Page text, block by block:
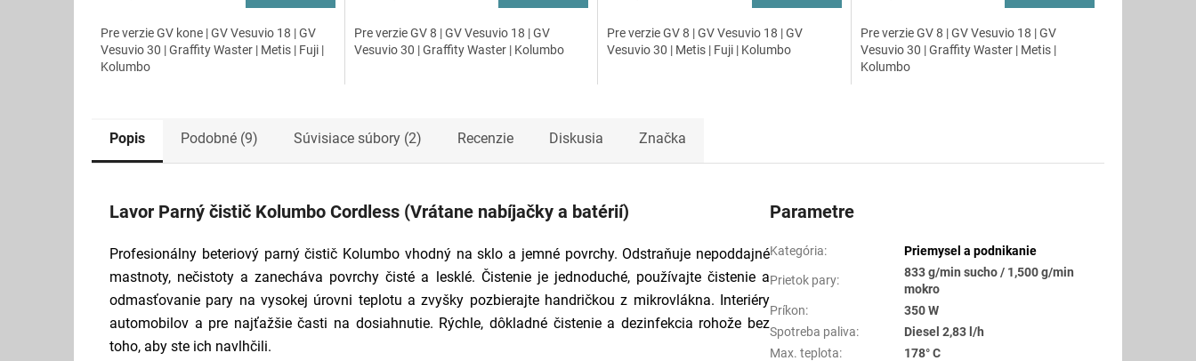
Pre verzie GV kone | GV Vesuvio 18 | GV
Vesuvio 30 | Graffity Waster | Metis | Fuji |
Kolumbo
Pre verzie GV 8 | GV Vesuvio 18 | GV
Vesuvio 30 | Graffity Waster | Kolumbo
Pre verzie GV 8 | GV Vesuvio 18 | GV
Vesuvio 30 | Metis | Fuji | Kolumbo
Pre verzie GV 8 | GV Vesuvio 18 | GV
Vesuvio 30 | Graffity Waster | Metis |
Kolumbo
Popis Podobné (9) Súvisiace súbory (2) Recenzie Diskusia Značka
Lavor Parný čistič Kolumbo Cordless (Vrátane nabíjačky a batérií)
Profesionálny beteriový parný čistič Kolumbo vhodný na sklo a jemné povrchy. Odstraňuje nepoddajné
mastnoty, nečistoty a zanecháva povrchy čisté a lesklé. Čistenie je jednoduché, používajte čistenie a
odmasťovanie pary na vysokej úrovni teplotu a zvyšky pozbierajte handričkou z mikrovlákna. Interiéry
automobilov a pre najťažšie časti na dosiahnutie. Rýchle, dôkladné čistenie a dezinfekcia rohože bez
toho, aby ste ich navlhčili.
Parametre
Kategória: Priemysel a podnikanie
Prietok pary:
833 g/min sucho / 1,500 g/min
mokro
Príkon:
350 W
Spotreba paliva:
Diesel 2,83 l/h
Max. teplota:
178° C